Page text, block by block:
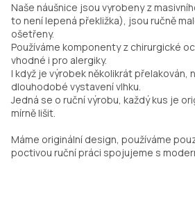
Naše náušnice jsou vyrobeny z
to není lepená překližka), jsou ručně
ošetřeny.
Používáme komponenty z chirurgické
vhodné i pro alergiky.
I když je výrobek několikrát přelakován,
dlouhodobé vystavení vlhku.
Jedná se o ruční výrobu, každý kus je
mírně lišit.
Máme originální design, používáme
poctivou ruční práci spojujeme s